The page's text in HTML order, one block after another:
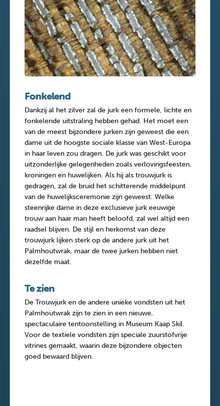
Fonkelend
Dankzij al het zilver zal de jurk een formele, lichte en
fonkelende uitstraling hebben gehad. Het moet een
van de meest bijzondere jurken zijn geweest die een
dame uit de hoogste sociale klasse van West-Europa
in haar leven zou dragen. De jurk was geschikt voor
uitzonderlijke gelegenheden zoals verlovingsfeesten,
kroningen en huwelijken. Als hij als trouwjurk is
gedragen, zal de bruid het schitterende middelpunt
van de huwelijksceremonie zijn geweest. Welke
steenrijke dame in deze exclusieve jurk eeuwige
trouw aan haar man heeft beloofd, zal wel altijd een
raadsel blijven. De stijl en herkomst van deze
trouwjurk lijken sterk op de andere jurk uit het
Palmhoutwrak, maar de twee jurken hebben niet
dezelfde maat.
Te zien
De Trouwjurk en de andere unieke vondsten uit het
Palmhoutwrak zijn te zien in een nieuwe,
spectaculaire tentoonstelling in Museum Kaap Skil.
Voor de textiele vondsten zijn speciale zuurstofvrije
vitrines gemaakt, waarin deze bijzondere objecten
goed bewaard blijven.